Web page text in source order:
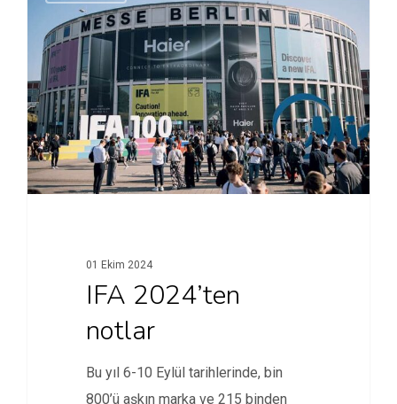
01 Ekim 2024
IFA 2024’ten
notlar
Bu yıl 6-10 Eylül tarihlerinde, bin
800’ü aşkın marka ve 215 binden